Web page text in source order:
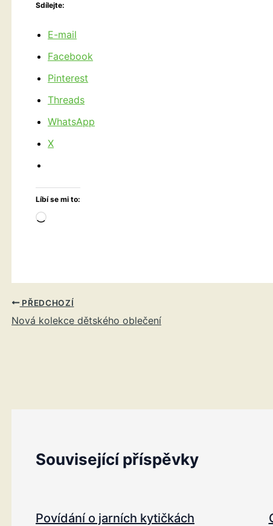
Sdílejte:
E-mail
Facebook
Pinterest
Threads
WhatsApp
X
Líbí se mi to:
Načítání…
PŘEDCHOZÍ
Nová kolekce dětského oblečení
Související příspěvky
Povídání o jarních kytičkách